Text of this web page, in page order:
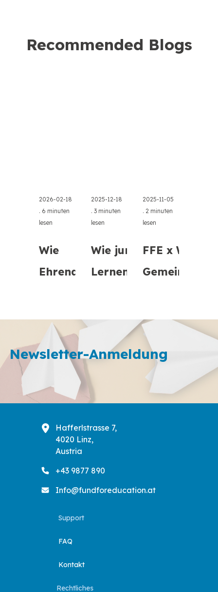
Recommended Blogs
2026-02-18
. 6 minuten
lesen
Wie
Ehrenamtliche
Finanzbildung
d ...
2025-12-18
. 3 minuten
lesen
Wie junge
Lernende in
erkundete ...
2025-11-05
. 2 minuten
lesen
FFE x
Newsletter-Anmeldung
Hafferlstrasse 7,
4020 Linz,
Austria
+43 9877 890
Info@fundforeducation.at
Support
FAQ
Kontakt
Rechtliches